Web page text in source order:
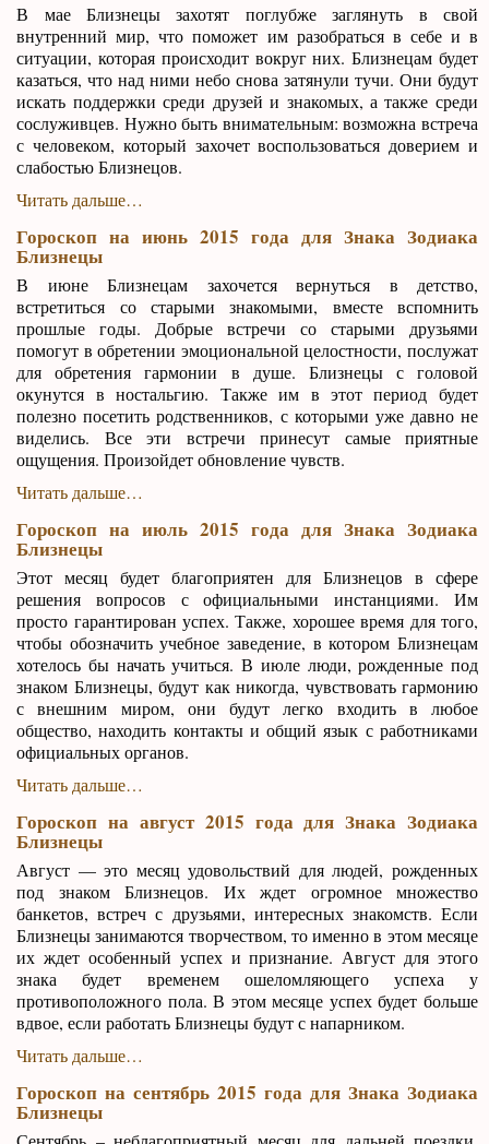
В мае Близнецы захотят поглубже заглянуть в свой
внутренний мир, что поможет им разобраться в себе и в
ситуации, которая происходит вокруг них. Близнецам будет
казаться, что над ними небо снова затянули тучи. Они будут
искать поддержки среди друзей и знакомых, а также среди
сослуживцев. Нужно быть внимательным: возможна встреча
с человеком, который захочет воспользоваться доверием и
слабостью Близнецов.
Читать дальше…
Гороскоп на июнь 2015 года для Знака Зодиака
Близнецы
В июне Близнецам захочется вернуться в детство,
встретиться со старыми знакомыми, вместе вспомнить
прошлые годы. Добрые встречи со старыми друзьями
помогут в обретении эмоциональной целостности, послужат
для обретения гармонии в душе. Близнецы с головой
окунутся в ностальгию. Также им в этот период будет
полезно посетить родственников, с которыми уже давно не
виделись. Все эти встречи принесут самые приятные
ощущения. Произойдет обновление чувств.
Читать дальше…
Гороскоп на июль 2015 года для Знака Зодиака
Близнецы
Этот месяц будет благоприятен для Близнецов в сфере
решения вопросов с официальными инстанциями. Им
просто гарантирован успех. Также, хорошее время для того,
чтобы обозначить учебное заведение, в котором Близнецам
хотелось бы начать учиться. В июле люди, рожденные под
знаком Близнецы, будут как никогда, чувствовать гармонию
с внешним миром, они будут легко входить в любое
общество, находить контакты и общий язык с работниками
официальных органов.
Читать дальше…
Гороскоп на август 2015 года для Знака Зодиака
Близнецы
Август — это месяц удовольствий для людей, рожденных
под знаком Близнецов. Их ждет огромное множество
банкетов, встреч с друзьями, интересных знакомств. Если
Близнецы занимаются творчеством, то именно в этом месяце
их ждет особенный успех и признание. Август для этого
знака будет временем ошеломляющего успеха у
противоположного пола. В этом месяце успех будет больше
вдвое, если работать Близнецы будут с напарником.
Читать дальше…
Гороскоп на сентябрь 2015 года для Знака Зодиака
Близнецы